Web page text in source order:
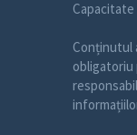
Conținutul
obligatoriu